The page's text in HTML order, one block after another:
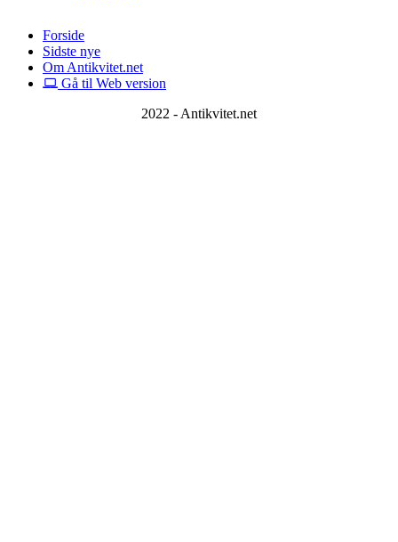
Forside
Sidste nye
Om Antikvitet.net
Gå til Web version
2022 - Antikvitet.net